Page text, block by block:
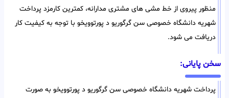
منظور پیروی از خط مشی های مشتری مدارانه، کمترین کارمزد پرداخت
شهریه دانشگاه خصوصی سن گرگوریو د پورتوویخو با توجه به کیفیت کار
دریافت می شود.
سخن پایانی:
پرداخت شهریه دانشگاه خصوصی سن گرگوریو د پورتوویخو به صورت